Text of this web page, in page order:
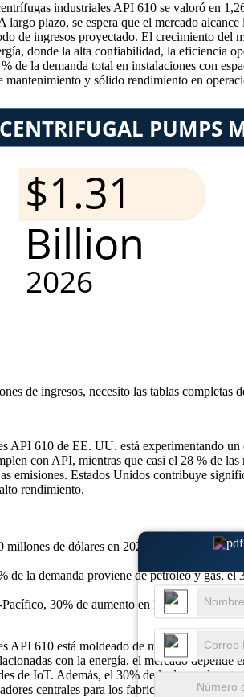
industriales API 610 se valoró en
largo plazo, se espera que el mercado
de ingresos proyectado. El crecimiento
donde la alta confiabilidad, la eficiencia
de la demanda total en instalaciones con
y sólido rendimiento en
de ingresos, necesito las tablas completas
API 610 de EE. UU. está experimentando
con API, mientras que casi el 28 % de
emisiones. Estados Unidos contribuye
rendimiento.
millones de dólares en 2025, se prevé que
de la demanda proviene de petróleo y gas, el
30% de aumento en la demanda de
API 610 está moldeado de manera única
con la energía, el mercado
de IoT. Además, el 30% de la demanda
centrales para los fabricantes que